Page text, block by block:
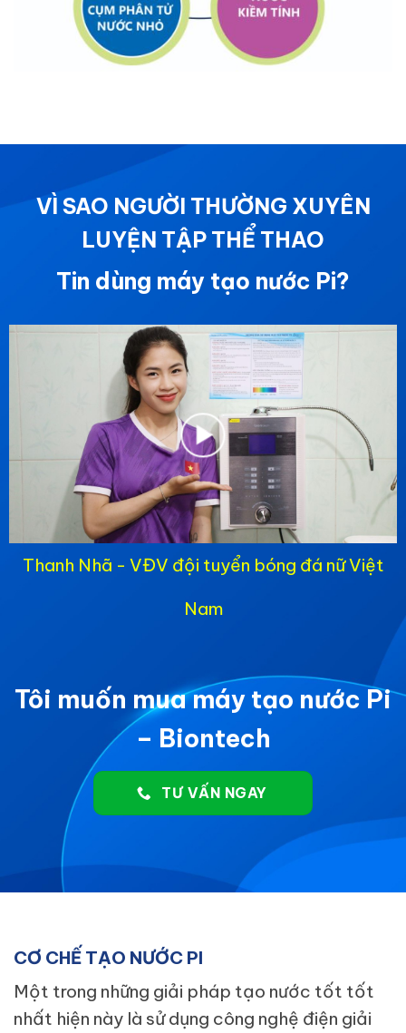
VÌ SAO NGƯỜI THƯỜNG XUYÊN
LUYỆN TẬP THỂ THAO
Tin dùng máy tạo nước Pi?
Thanh Nhã - VĐV đội tuyển bóng đá nữ Việt
Nam
Tôi muốn mua máy tạo nước Pi
– Biontech
TƯ VẤN NGAY
CƠ CHẾ TẠO NƯỚC PI
Một trong những giải pháp tạo nước tốt tốt
nhất hiện này là sử dụng công nghệ điện giải